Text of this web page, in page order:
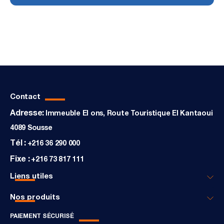
Contact
Adresse: Immeuble El ons, Route Touristique El Kantaoui
4089 Sousse
Tél : +216 36 290 000
Fixe : +216 73 817 111
Liens utiles
Nos produits
PAIEMENT SÉCURISÉ